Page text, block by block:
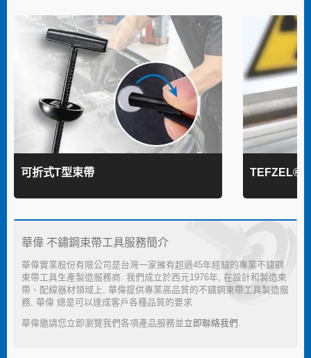
可折式T型束帶 TEFZEL®
華偉 不鏽鋼束帶工具服務簡介
華偉實業股份有限公司是台灣一家擁有超過45年經驗的專業不鏽鋼
束帶工具生產製造服務商. 我們成立於西元1976年, 在設計和製造束
帶、配線器材領域上, 華偉提供專業高品質的不鏽鋼束帶工具製造服
務, 華偉 總是可以達成客戶各種品質的要求
華偉邀請您立即瀏覽我們各項產品服務並立即聯絡我們 .